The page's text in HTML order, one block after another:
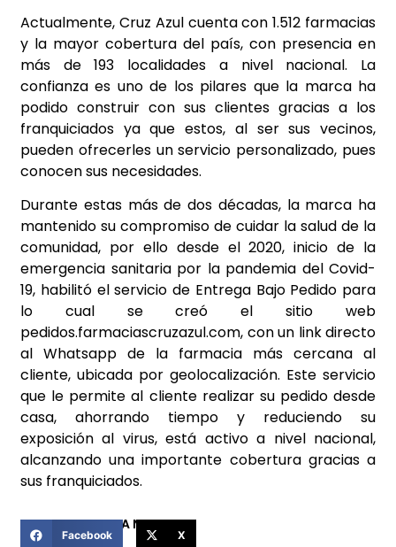
Actualmente, Cruz Azul cuenta con 1.512 farmacias
y la mayor cobertura del país, con presencia en
más de 193 localidades a nivel nacional. La
confianza es uno de los pilares que la marca ha
podido construir con sus clientes gracias a los
franquiciados ya que estos, al ser sus vecinos,
pueden ofrecerles un servicio personalizado, pues
conocen sus necesidades.
Durante estas más de dos décadas, la marca ha
mantenido su compromiso de cuidar la salud de la
comunidad, por ello desde el 2020, inicio de la
emergencia sanitaria por la pandemia del Covid-
19, habilitó el servicio de Entrega Bajo Pedido para
lo cual se creó el sitio web
pedidos.farmaciascruzazul.com, con un link directo
al Whatsapp de la farmacia más cercana al
cliente, ubicada por geolocalización. Este servicio
que le permite al cliente realizar su pedido desde
casa, ahorrando tiempo y reduciendo su
exposición al virus, está activo a nivel nacional,
alcanzando una importante cobertura gracias a
sus franquiciados.
COMPARTIR ESTA NOTICIA
Facebook X